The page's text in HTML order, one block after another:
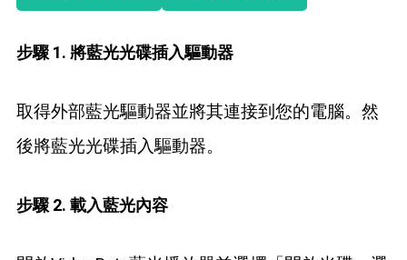
步驟 1. 將藍光光碟插入驅動器
取得外部藍光驅動器並將其連接到您的電腦。然
後將藍光光碟插入驅動器。
步驟 2. 載入藍光內容